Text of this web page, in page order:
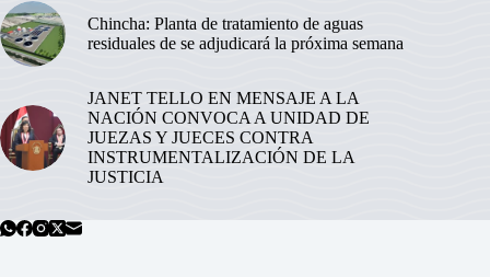
Chincha: Planta de tratamiento de aguas
residuales de se adjudicará la próxima semana
JANET TELLO EN MENSAJE A LA
NACIÓN CONVOCA A UNIDAD DE
JUEZAS Y JUECES CONTRA
INSTRUMENTALIZACIÓN DE LA
JUSTICIA